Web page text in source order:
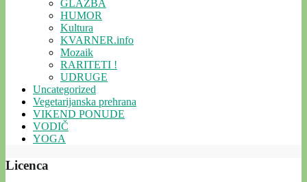
GLAZBA
HUMOR
Kultura
KVARNER.info
Mozaik
RARITETI !
UDRUGE
Uncategorized
Vegetarijanska prehrana
VIKEND PONUDE
VODIČ
YOGA
Licenca